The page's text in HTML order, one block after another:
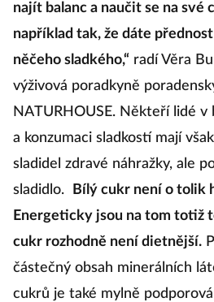
najít balanc a naučit se na své
například tak, že dáte
něčeho sladkého,“ radí Věra
výživová poradkyně
NATURHOUSE. Někteří lidé v
a konzumaci sladkostí mají
sladidel zdravé náhražky, ale
sladidlo.
Bílý cukr není o tolik
Energeticky jsou na tom totiž
cukr rozhodně není dietnější.
částečný obsah minerálních
cukrů je také mylně